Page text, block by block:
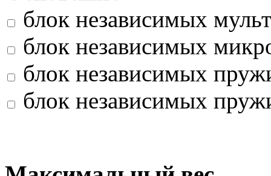
блок независимых
блок независимых
блок независимых
блок независимых